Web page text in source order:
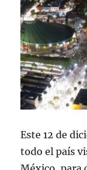
Este 12 de
todo el país